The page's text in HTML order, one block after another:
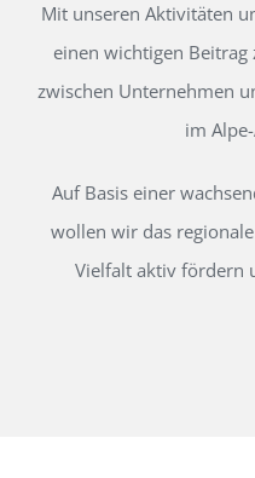
Mit unseren Aktivitäten
einen wichtigen
zwischen Unternehmen
im
Auf Basis einer
wollen wir das
Vielfalt aktiv fördern